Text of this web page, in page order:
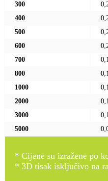
300
400
500
600
700
800
1000
2000
3000
5000
* Cijene su izražene po
* 3D tisak isključivo na